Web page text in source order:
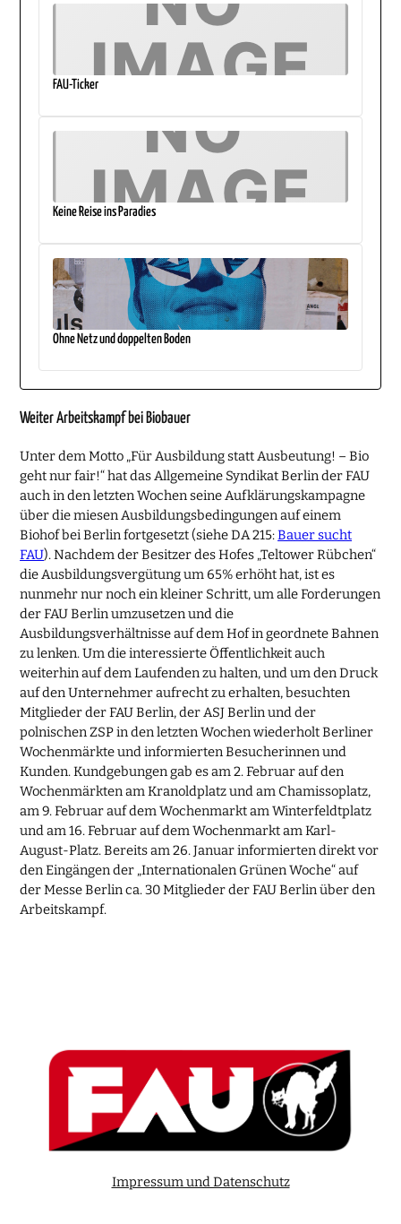
FAU-Ticker
Keine Reise ins Paradies
Ohne Netz und doppelten Boden
Weiter Arbeitskampf bei Biobauer
Unter dem Motto „Für Ausbildung statt Ausbeutung! – Bio
geht nur fair!“ hat das Allgemeine Syndikat Berlin der FAU
auch in den letzten Wochen seine Aufklärungskampagne
über die miesen Ausbildungsbedingungen auf einem
Biohof bei Berlin fortgesetzt (siehe DA 215:Bauer sucht
FAU). Nachdem der Besitzer des Hofes „Teltower Rübchen“
die Ausbildungsvergütung um 65% erhöht hat, ist es
nunmehr nur noch ein kleiner Schritt, um alle Forderungen
der FAU Berlin umzusetzen und die
Ausbildungsverhältnisse auf dem Hof in geordnete Bahnen
zu lenken. Um die interessierte Öffentlichkeit auch
weiterhin auf dem Laufenden zu halten, und um den Druck
auf den Unternehmer aufrecht zu erhalten, besuchten
Mitglieder der FAU Berlin, der ASJ Berlin und der
polnischen ZSP in den letzten Wochen wiederholt Berliner
Wochenmärkte und informierten Besucherinnen und
Kunden. Kundgebungen gab es am 2. Februar auf den
Wochenmärkten am Kranoldplatz und am Chamissoplatz,
am 9. Februar auf dem Wochenmarkt am Winterfeldtplatz
und am 16. Februar auf dem Wochenmarkt am Karl-
August-Platz. Bereits am 26. Januar informierten direkt vor
den Eingängen der „Internationalen Grünen Woche“ auf
der Messe Berlin ca. 30 Mitglieder der FAU Berlin über den
Arbeitskampf.
Impressum und Datenschutz